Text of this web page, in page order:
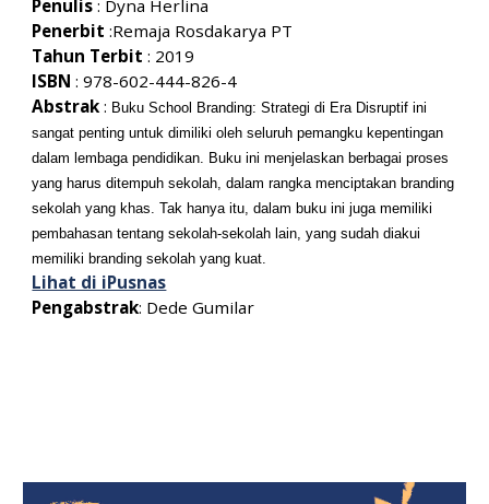
Penulis : Dyna Herlina
Penerbit :Remaja Rosdakarya PT
Tahun Terbit : 2019
ISBN :978-602-444-826-4
Abstrak : Buku School Branding: Strategi di Era Disruptif ini
sangat penting untuk dimiliki oleh seluruh pemangku kepentingan
dalam lembaga pendidikan. Buku ini menjelaskan berbagai proses
yang harus ditempuh sekolah, dalam rangka menciptakan branding
sekolah yang khas. Tak hanya itu, dalam buku ini juga memiliki
pembahasan tentang sekolah-sekolah lain, yang sudah diakui
memiliki branding sekolah yang kuat.
Lihat di iPusnas
Pengabstrak: Dede Gumilar